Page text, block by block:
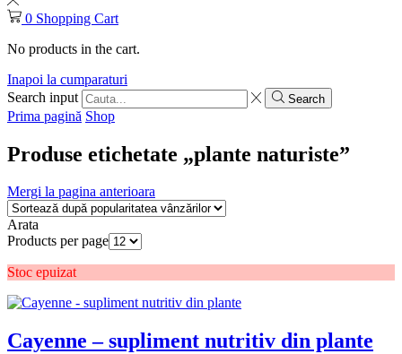
0 Shopping Cart
No products in the cart.
Inapoi la cumparaturi
Search input
Search
Prima pagină Shop
Produse etichetate „plante naturiste”
Mergi la pagina anterioara
Arata
Products per page
Stoc epuizat
Cayenne – supliment nutritiv din plante